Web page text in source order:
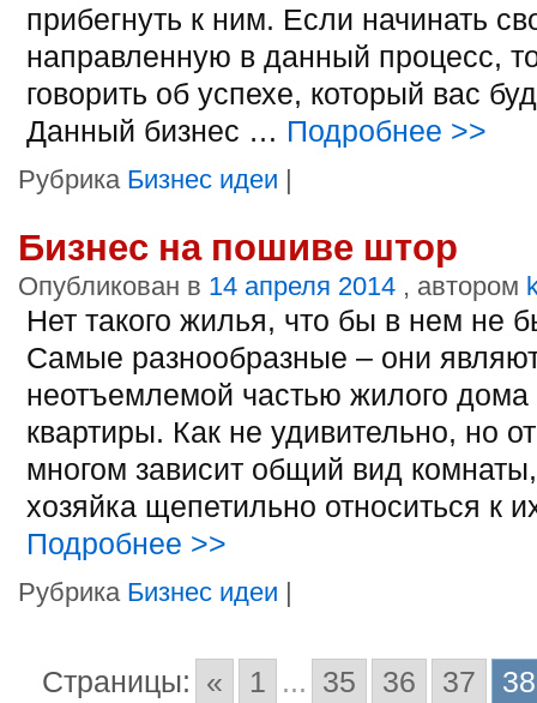
прибегнуть к ним. Если начинать
направленную в данный процесс,
говорить об успехе, который вас
Данный бизнес … Подробнее >>
Рубрика Бизнес идеи |
Бизнес на пошиве штор
Опубликован в 14 апреля 2014 , автором
Нет такого жилья, что бы в нем не
Самые разнообразные – они
неотъемлемой частью жилого дома
квартиры. Как не удивительно, но
многом зависит общий вид
хозяйка щепетильно относиться к
Подробнее >>
Рубрика Бизнес идеи |
Страницы: « 1 ... 35 36 37 38